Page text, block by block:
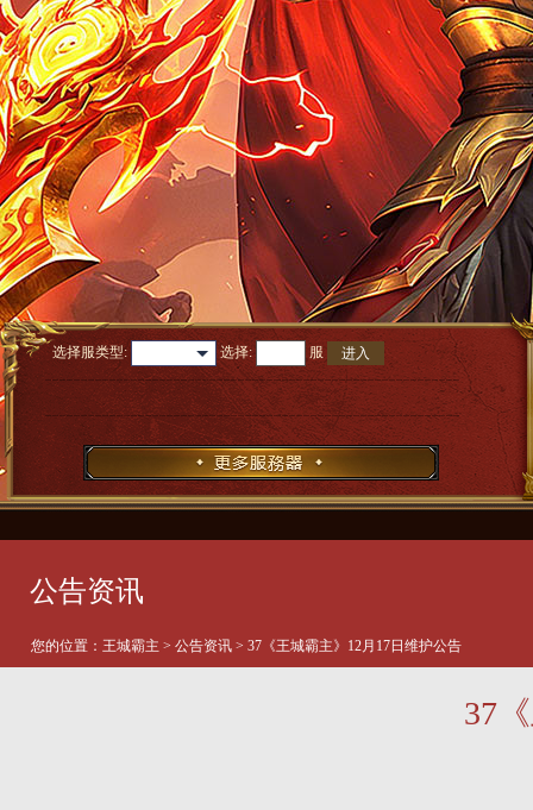
选择服类型: 选择: 服 进入
公告资讯
您的位置： 王城霸主 > 公告资讯 > 37《王城霸主》12月17日维护公告
37